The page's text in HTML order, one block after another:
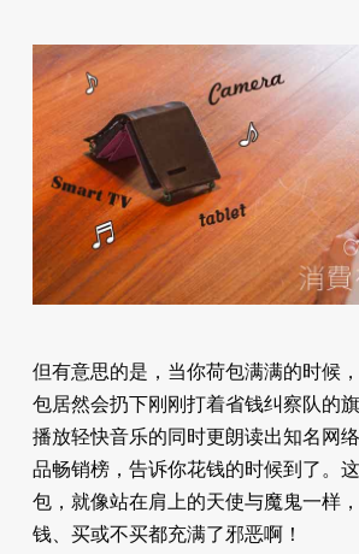
但有意思的是，当你荷包满满的时候
包居然会扔下刚刚打着省钱纠察队的
播放轻快音乐的同时更朗读出知名网
品畅销榜，告诉你花钱的时候到了。
包，就像站在肩上的天使与魔鬼一样
钱、买或不买都充满了邪恶啊！